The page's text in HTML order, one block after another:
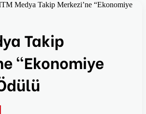
Medya Takip Merkezi’ne “Ekonomiye
Takip
“Ekonomiye